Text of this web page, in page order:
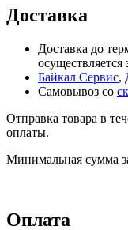
Доставка
Доставка до
осуществляется
Байкал Сервис,
Самовывоз со
Отправка товара в
оплаты.
Минимальная сумма
Оплата